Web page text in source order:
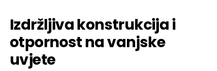
Izdržljiva konstrukcija i
otpornost na vanjske
uvjete